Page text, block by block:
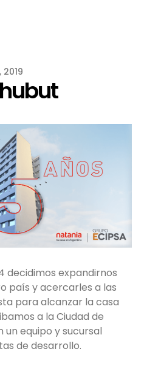
decidimos expandirnos
país y acercarles a las
para alcanzar la casa
a la Ciudad de
un equipo y sucursal
de desarrollo.